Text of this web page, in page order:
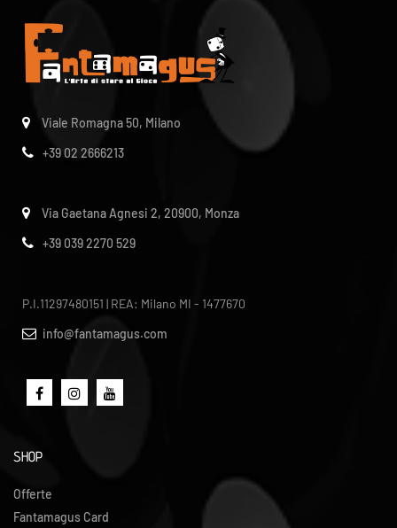
Viale Romagna 50, Milano
+39 02 2666213
Via Gaetana Agnesi 2, 20900, Monza
+39 039 2270 529
P.I.11297480151 | REA: Milano MI - 1477670
info@fantamagus.com
SHOP
Offerte
Fantamagus Card